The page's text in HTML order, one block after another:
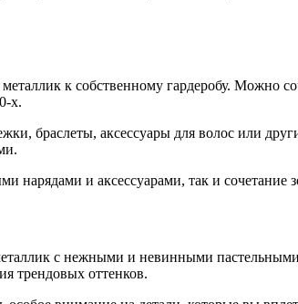
к собственному гардеробу. Можно
х.
браслеты, аксессуары для волос или
и аксессуарами, так и сочетание
с нежными и невинными
трендовых оттенков.